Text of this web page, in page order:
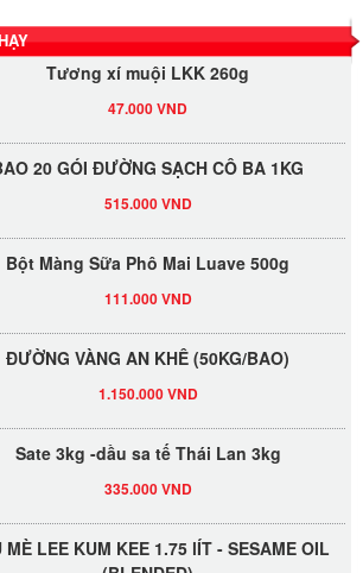
Tương xí muội LKK 260g
20 GÓI ĐƯỜNG SẠCH CÔ BA 1KG
Bột Màng Sữa Phô Mai Luave 500g
ĐƯỜNG VÀNG AN KHÊ (50KG/BAO)
Sate 3kg -dầu sa tế Thái Lan 3kg
MÈ LEE KUM KEE 1.75 lÍT - SESAME OIL
(BLENDED)